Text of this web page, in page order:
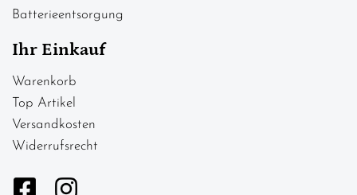
Batterieentsorgung
Ihr Einkauf
Warenkorb
Top Artikel
Versandkosten
Widerrufsrecht